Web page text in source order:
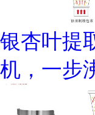
银杏叶提
机，一步